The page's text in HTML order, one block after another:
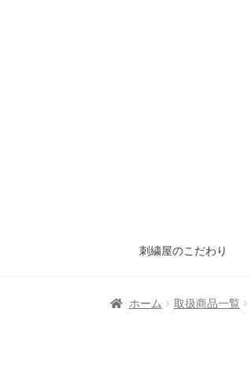
刺繍屋のこだわり
ホーム 取扱商品一覧